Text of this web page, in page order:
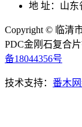
地 址：山东
Copyright © 临清
PDC金刚石复合
备18044356号
技术支持： 番木